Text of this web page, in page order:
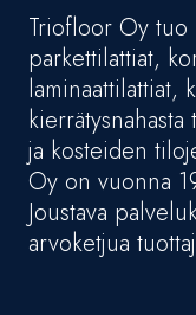
Triofloor Oy tuo
parkettilattiat,
laminaattilattiat,
ja kosteiden
Oy on vuonna
Joustava
arvoketjua